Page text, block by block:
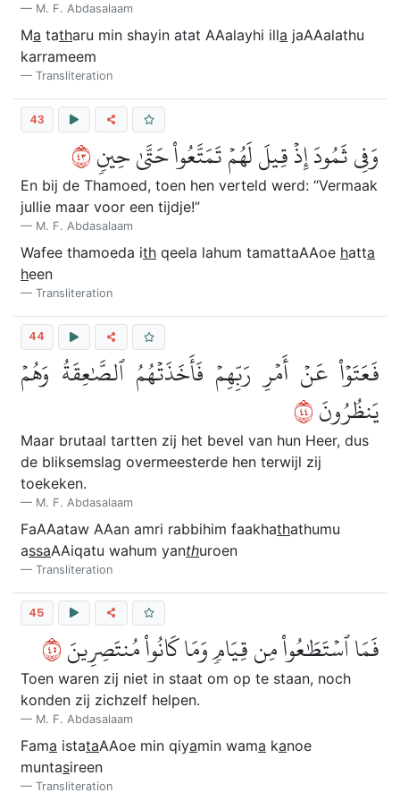
M. F. Abdasalaam
Ma tatharu min shayin atat AAalayhi illa jaAAalathu
karrameem
Transliteration
43
وَفِي ثَمُودَ إِذۡ قِيلَ لَهُمۡ تَمَتَّعُواْ حَتَّىٰ حِينٖ٣٤
En bij de Thamoed, toen hen verteld werd: “Vermaak
jullie maar voor een tijdje!”
M. F. Abdasalaam
Wafee thamoeda ith qeela lahum tamattaAAoe hatta
heen
Transliteration
44
فَعَتَوۡاْ عَنۡ أَمۡرِ رَبِّهِمۡ فَأَخَذَتۡهُمُ ٱلصَّٰعِقَةُ وَهُمۡ
يَنظُرُونَ٤٤
Maar brutaal tartten zij het bevel van hun Heer, dus
de bliksemslag overmeesterde hen terwijl zij
toekeken.
M. F. Abdasalaam
FaAAataw AAan amri rabbihim faakhathathumu
assaAAiqatu wahum yanthuroen
Transliteration
45
فَمَا ٱسۡتَطَٰعُواْ مِن قِيَامٖ وَمَا كَانُواْ مُنتَصِرِينَ٥٤
Toen waren zij niet in staat om op te staan, noch
konden zij zichzelf helpen.
M. F. Abdasalaam
Fama istataAAoe min qiyamin wama kanoe
muntasireen
Transliteration